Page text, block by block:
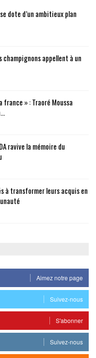
dote d’un ambitieux plan
champignons appellent à un
france » : Traoré Moussa
ravive la mémoire du
à transformer leurs acquis en
Aimez notre page
Suivez-nous
S'abonner
Suivez-nous